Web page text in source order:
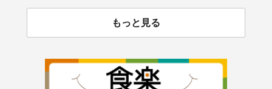
もっと見る